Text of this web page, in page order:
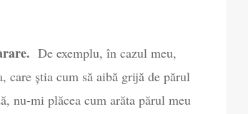
De exemplu, în cazul meu,
care știa cum să aibă grijă de părul
nu-mi plăcea cum arăta părul meu